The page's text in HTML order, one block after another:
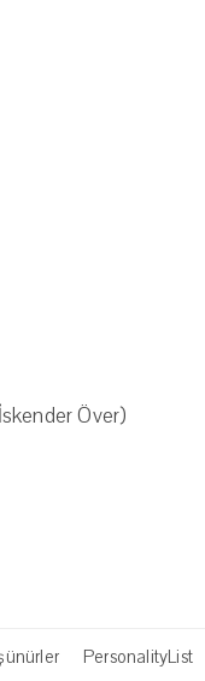
Över)
PersonalityList